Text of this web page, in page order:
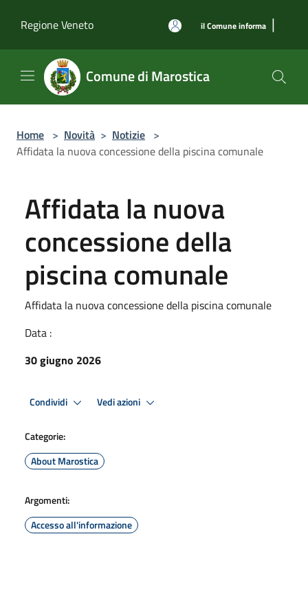
Regione Veneto
il Comune informa |
Comune di Marostica
Home > Novità > Notizie >
Affidata la nuova concessione della piscina comunale
Affidata la nuova
concessione della
piscina comunale
Affidata la nuova concessione della piscina comunale
Data :
30 giugno 2026
Condividi Vedi azioni
Categorie:
About Marostica
Argomenti:
Accesso all'informazione